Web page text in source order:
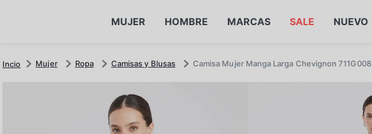
MUJER HOMBRE MARCAS SALE NUEVO
Mujer Ropa Camisas y Blusas Camisa Mujer Manga Larga Chevignon 711G008